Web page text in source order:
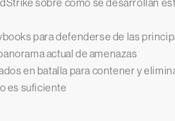
sobre cómo se desarrollan
para defenderse de las
actual de amenazas
en batalla para contener y
es suficiente